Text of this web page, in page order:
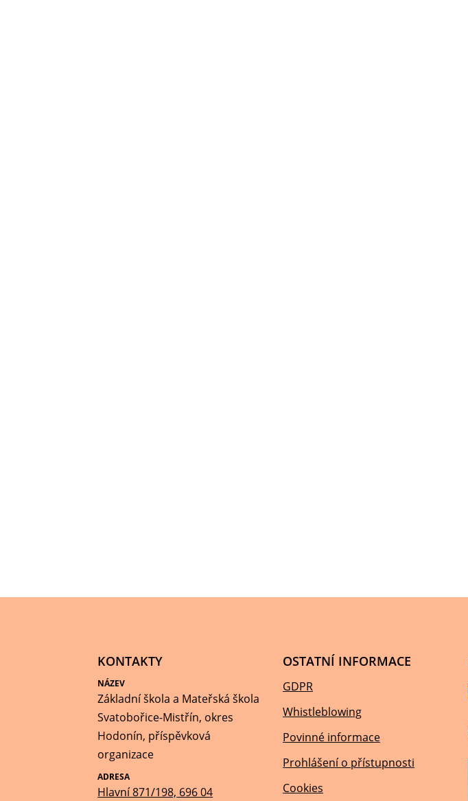
KONTAKTY
NÁZEV
Základní škola a Mateřská škola
Svatobořice-Mistřín, okres
Hodonín, příspěvková
organizace
ADRESA
Hlavní 871/198, 696 04
OSTATNÍ INFORMACE
GDPR
Whistleblowing
Povinné informace
Prohlášení o přístupnosti
Cookies